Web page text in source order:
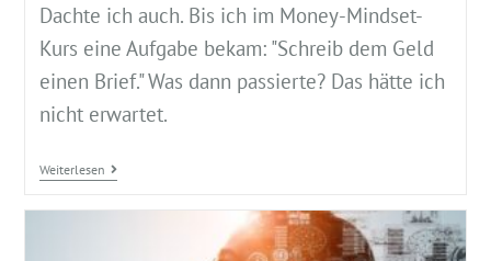
Dachte ich auch. Bis ich im Money-Mindset-
Kurs eine Aufgabe bekam: "Schreib dem Geld
einen Brief." Was dann passierte? Das hätte ich
nicht erwartet.
Weiterlesen